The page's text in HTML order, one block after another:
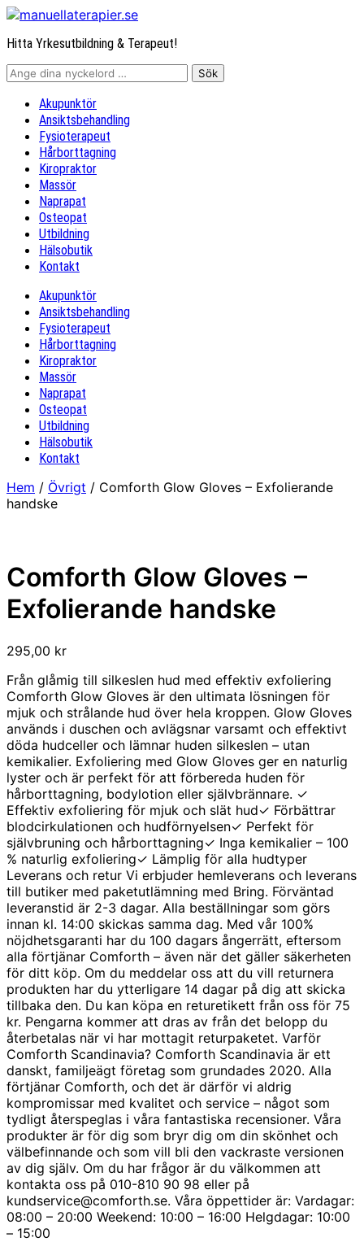
Hitta Yrkesutbildning & Terapeut!
Akupunktör
Ansiktsbehandling
Fysioterapeut
Hårborttagning
Kiropraktor
Massör
Naprapat
Osteopat
Utbildning
Hälsobutik
Kontakt
Akupunktör
Ansiktsbehandling
Fysioterapeut
Hårborttagning
Kiropraktor
Massör
Naprapat
Osteopat
Utbildning
Hälsobutik
Kontakt
Hem / Övrigt / Comforth Glow Gloves – Exfolierande
handske
Comforth Glow Gloves –
Exfolierande handske
295,00 kr
Från glåmig till silkeslen hud med effektiv exfoliering
Comforth Glow Gloves är den ultimata lösningen för
mjuk och strålande hud över hela kroppen. Glow Gloves
används i duschen och avlägsnar varsamt och effektivt
döda hudceller och lämnar huden silkeslen – utan
kemikalier. Exfoliering med Glow Gloves ger en naturlig
lyster och är perfekt för att förbereda huden för
hårborttagning, bodylotion eller självbrännare. ✓
Effektiv exfoliering för mjuk och slät hud✓ Förbättrar
blodcirkulationen och hudförnyelsen✓ Perfekt för
självbruning och hårborttagning✓ Inga kemikalier – 100
% naturlig exfoliering✓ Lämplig för alla hudtyper
Leverans och retur Vi erbjuder hemleverans och leverans
till butiker med paketutlämning med Bring. Förväntad
leveranstid är 2-3 dagar. Alla beställningar som görs
innan kl. 14:00 skickas samma dag. Med vår 100%
nöjdhetsgaranti har du 100 dagars ångerrätt, eftersom
alla förtjänar Comforth – även när det gäller säkerheten
för ditt köp. Om du meddelar oss att du vill returnera
produkten har du ytterligare 14 dagar på dig att skicka
tillbaka den. Du kan köpa en returetikett från oss för 75
kr. Pengarna kommer att dras av från det belopp du
återbetalas när vi har mottagit returpaketet. Varför
Comforth Scandinavia? Comforth Scandinavia är ett
danskt, familjeägt företag som grundades 2020. Alla
förtjänar Comforth, och det är därför vi aldrig
kompromissar med kvalitet och service – något som
tydligt återspeglas i våra fantastiska recensioner. Våra
produkter är för dig som bryr dig om din skönhet och
välbefinnande och som vill bli den vackraste versionen
av dig själv. Om du har frågor är du välkommen att
kontakta oss på 010-810 90 98 eller på
kundservice@comforth.se. Våra öppettider är: Vardagar:
08:00 – 20:00 Weekend: 10:00 – 16:00 Helgdagar: 10:00
– 15:00